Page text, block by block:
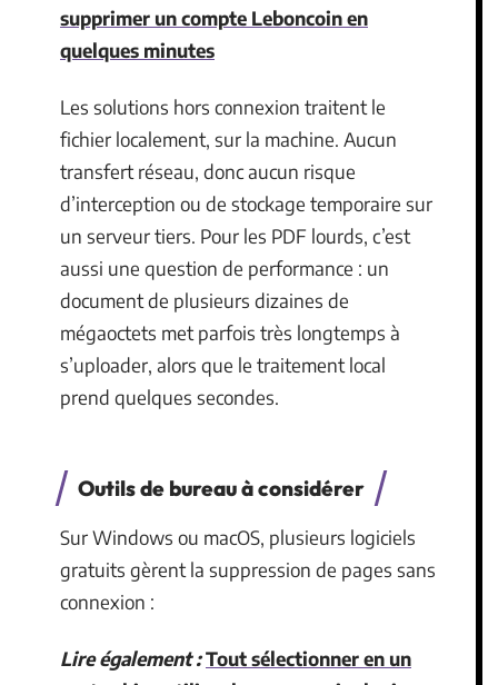
supprimer un compte Leboncoin en
quelques minutes
Les solutions hors connexion traitent le
fichier localement, sur la machine. Aucun
transfert réseau, donc aucun risque
d’interception ou de stockage temporaire sur
un serveur tiers. Pour les PDF lourds, c’est
aussi une question de performance : un
document de plusieurs dizaines de
mégaoctets met parfois très longtemps à
s’uploader, alors que le traitement local
prend quelques secondes.
Outils de bureau à considérer
Sur Windows ou macOS, plusieurs logiciels
gratuits gèrent la suppression de pages sans
connexion :
Lire également :Tout sélectionner en un